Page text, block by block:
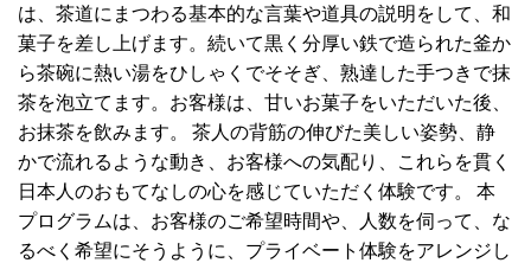
は、茶道にまつわる基本的な言葉や道具の説明をして、和
菓子を差し上げます。続いて黒く分厚い鉄で造られた釜か
ら茶碗に熱い湯をひしゃくでそそぎ、熟達した手つきで抹
茶を泡立てます。お客様は、甘いお菓子をいただいた後、
お抹茶を飲みます。 茶人の背筋の伸びた美しい姿勢、静
かで流れるような動き、お客様への気配り、これらを貫く
日本人のおもてなしの心を感じていただく体験です。 本
プログラムは、お客様のご希望時間や、人数を伺って、な
るべく希望にそうように、プライベート体験をアレンジし